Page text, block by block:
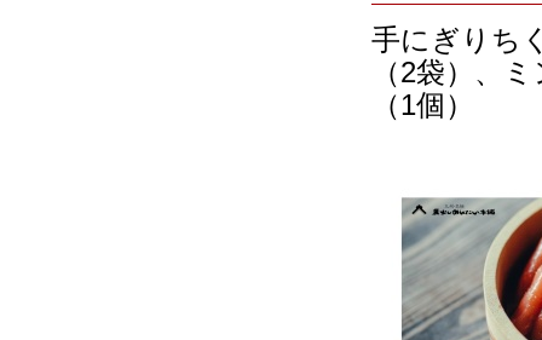
手にぎりち
（2袋）、
（1個）